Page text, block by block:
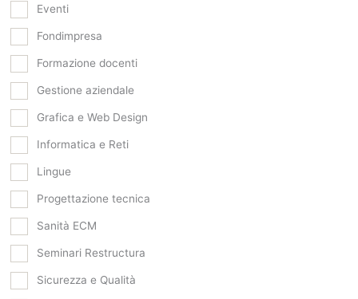
Eventi
Fondimpresa
Formazione docenti
Gestione aziendale
Grafica e Web Design
Informatica e Reti
Lingue
Progettazione tecnica
Sanità ECM
Seminari Restructura
Sicurezza e Qualità